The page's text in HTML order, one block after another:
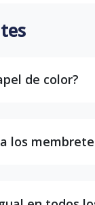
de color?
los